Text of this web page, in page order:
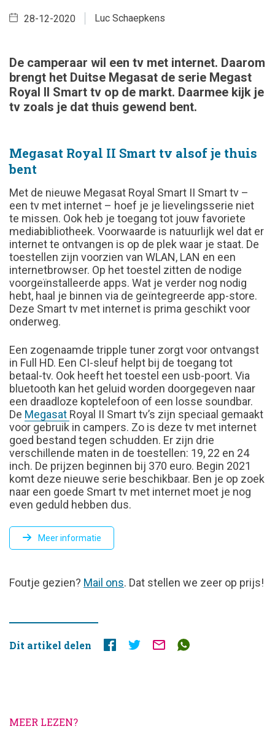
Luc Schaepkens
28-12-2020
De camperaar wil een tv met internet. Daarom
brengt het Duitse Megasat de serie Megast
Royal II Smart tv op de markt. Daarmee kijk je
tv zoals je dat thuis gewend bent.
Megasat Royal II Smart tv alsof je thuis
bent
Met de nieuwe Megasat Royal Smart II Smart tv –
een tv met internet – hoef je je lievelingsserie niet
te missen. Ook heb je toegang tot jouw favoriete
mediabibliotheek. Voorwaarde is natuurlijk wel dat er
internet te ontvangen is op de plek waar je staat. De
toestellen zijn voorzien van WLAN, LAN en een
internetbrowser. Op het toestel zitten de nodige
voorgeïnstalleerde apps. Wat je verder nog nodig
hebt, haal je binnen via de geïntegreerde app-store.
Deze Smart tv met internet is prima geschikt voor
onderweg.
Een zogenaamde tripple tuner zorgt voor ontvangst
in Full HD. Een CI-sleuf helpt bij de toegang tot
betaal-tv. Ook heeft het toestel een usb-poort. Via
bluetooth kan het geluid worden doorgegeven naar
een draadloze koptelefoon of een losse soundbar.
De Megasat Royal II Smart tv’s zijn speciaal gemaakt
voor gebruik in campers. Zo is deze tv met internet
goed bestand tegen schudden. Er zijn drie
verschillende maten in de toestellen: 19, 22 en 24
inch. De prijzen beginnen bij 370 euro. Begin 2021
komt deze nieuwe serie beschikbaar. Ben je op zoek
naar een goede Smart tv met internet moet je nog
even geduld hebben dus.
Meer informatie
FOUTJE
Foutje gezien? Mail ons. Dat stellen we zeer op prijs!
Dit artikel delen
MEER LEZEN?